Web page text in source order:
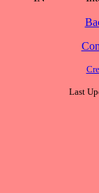
Last